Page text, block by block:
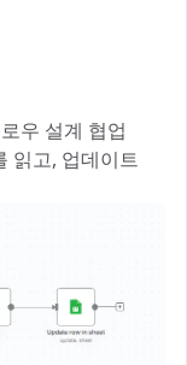
우 설계 협업
읽고, 업데이트